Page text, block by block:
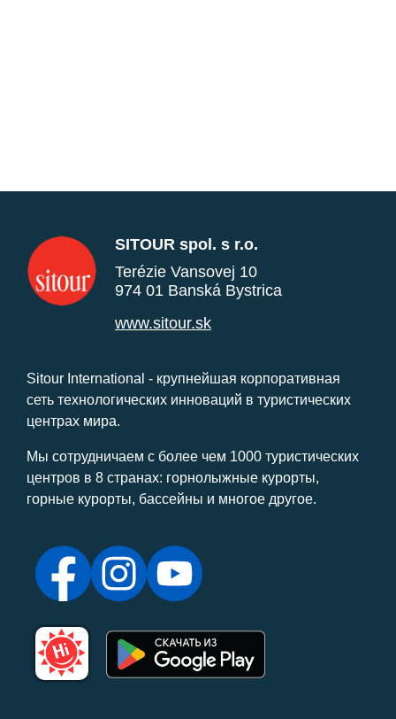
SITOUR spol. s r.o.
Terézie Vansovej 10
974 01 Banská Bystrica
www.sitour.sk
Sitour International - крупнейшая корпоративная
сеть технологических инноваций в туристических
центрах мира.
Мы сотрудничаем с более чем 1000 туристических
центров в 8 странах: горнолыжные курорты,
горные курорты, бассейны и многое другое.